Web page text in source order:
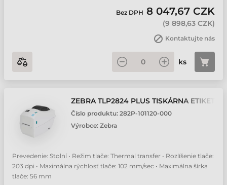
Bez DPH 8 047,67 CZK
(9 898,63 CZK)
Kontaktujte nás
ks
ZEBRA TLP2824 PLUS TISKÁRNA ETIKET
Číslo produktu: 282P-101120-000
Výrobce: Zebra
Prevedenie: Stolní • Režim tlače: Thermal transfer • Rozlíšenie tlače:
203 dpi • Maximálna rýchlosť tlače: 102 mm/sec • Maximálna šírka
tlače: 56 mm